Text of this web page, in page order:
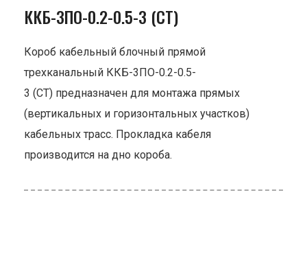
ККБ-3ПО-0.2-0.5-3 (СТ)
Короб кабельный блочный прямой
трехканальный ККБ-3ПО-0.2-0.5-
3 (СТ) предназначен для монтажа прямых
(вертикальных и горизонтальных участков)
кабельных трасс. Прокладка кабеля
производится на дно короба.